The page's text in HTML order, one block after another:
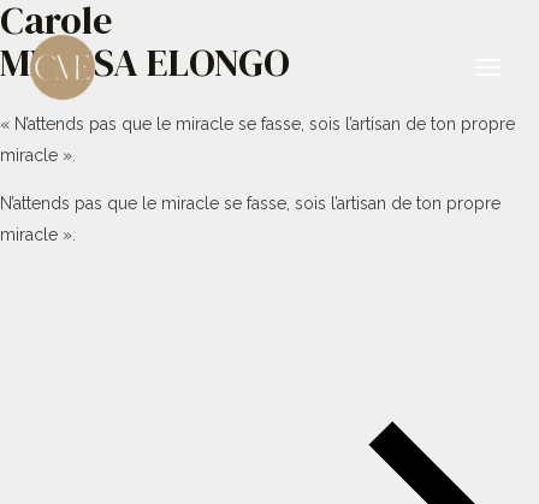
Aller
contenu
Carole
MBESSA ELONGO
« N’attends pas que le miracle se fasse, sois l’artisan de ton propre
miracle ».
N’attends pas que le miracle se fasse, sois l’artisan de ton propre
miracle ».